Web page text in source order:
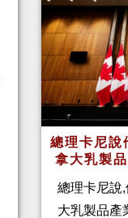
總理卡尼
拿大乳製
總理卡尼說
大乳製品產